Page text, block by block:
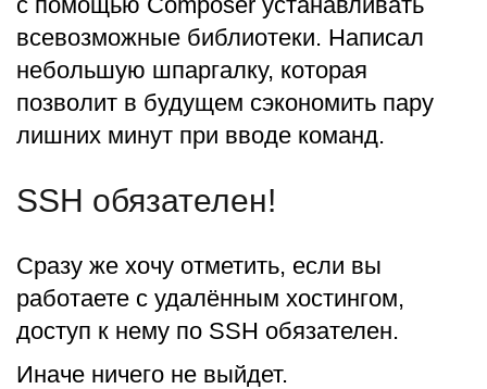
всевозможные библиотеки. Написал
небольшую шпаргалку, которая
позволит в будущем сэкономить пару
лишних минут при вводе команд.
SSH обязателен!
Сразу же хочу отметить, если вы
работаете с удалённым хостингом,
доступ к нему по SSH обязателен.
Иначе ничего не выйдет.